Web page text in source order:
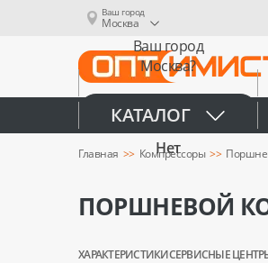
Ваш город
Москва
Ваш город
Москва?
Да
Нет
КАТАЛОГ
Главная Компрессоры
ПОРШНЕВОЙ
ХАРАКТЕРИСТИКИСЕРВИСНЫЕ